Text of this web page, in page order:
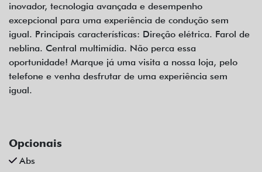
inovador, tecnologia avançada e desempenho
excepcional para uma experiência de condução sem
igual. Principais características: Direção elétrica. Farol de
neblina. Central multimídia. Não perca essa
oportunidade! Marque já uma visita a nossa loja, pelo
telefone e venha desfrutar de uma experiência sem
igual.
Opcionais
Abs